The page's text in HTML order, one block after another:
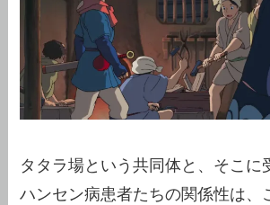
タタラ場という共同体と、そこに
ハンセン病患者たちの関係性は、